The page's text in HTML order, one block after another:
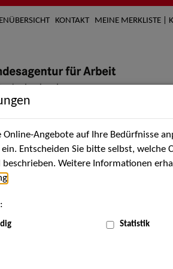
KONTAKT MEINE MERKLISTE |
Künstler*innen Über uns
Angebote auf Ihre Bedürfnisse
Entscheiden Sie bitte selbst, welche
Weitere Informationen
Statistik